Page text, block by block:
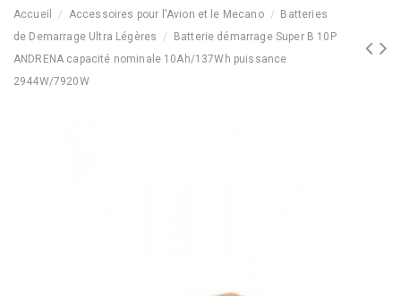
Accueil Accessoires pour l'Avion et le Mecano
Batteries
de Demarrage Ultra Légères
Batterie démarrage Super B 10P
ANDRENA capacité nominale 10Ah/137Wh puissance
2944W/7920W